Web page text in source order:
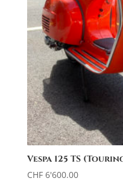
Vespa 125 TS
CHF6'600.00